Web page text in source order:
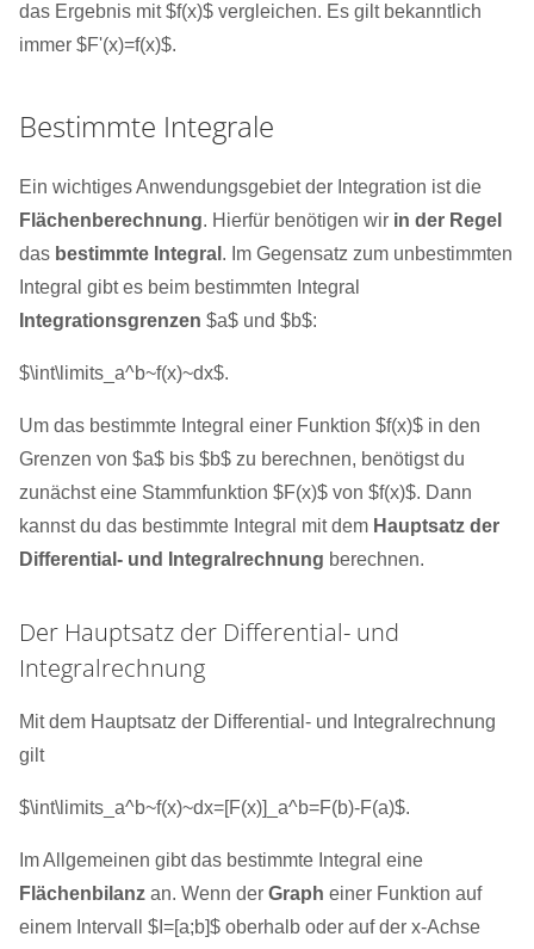
das Ergebnis mit $f(x)$ vergleichen. Es gilt bekanntlich
immer $F'(x)=f(x)$.
Bestimmte Integrale
Ein wichtiges Anwendungsgebiet der Integration ist die
Flächenberechnung. Hierfür benötigen wir in der Regel
das bestimmte Integral . Im Gegensatz zum unbestimmten
Integral gibt es beim bestimmten Integral
Integrationsgrenzen $a$ und $b$:
$\int\limits_a^b~f(x)~dx$.
Um das bestimmte Integral einer Funktion $f(x)$ in den
Grenzen von $a$ bis $b$ zu berechnen, benötigst du
zunächst eine Stammfunktion $F(x)$ von $f(x)$. Dann
kannst du das bestimmte Integral mit dem Hauptsatz der
Differential- und Integralrechnung berechnen.
Der Hauptsatz der Differential- und
Integralrechnung
Mit dem Hauptsatz der Differential- und Integralrechnung
gilt
$\int\limits_a^b~f(x)~dx=[F(x)]_a^b=F(b)-F(a)$.
Im Allgemeinen gibt das bestimmte Integral eine
Flächenbilanz an. Wenn der Graph einer Funktion auf
einem Intervall $I=[a;b]$ oberhalb oder auf der x-Achse